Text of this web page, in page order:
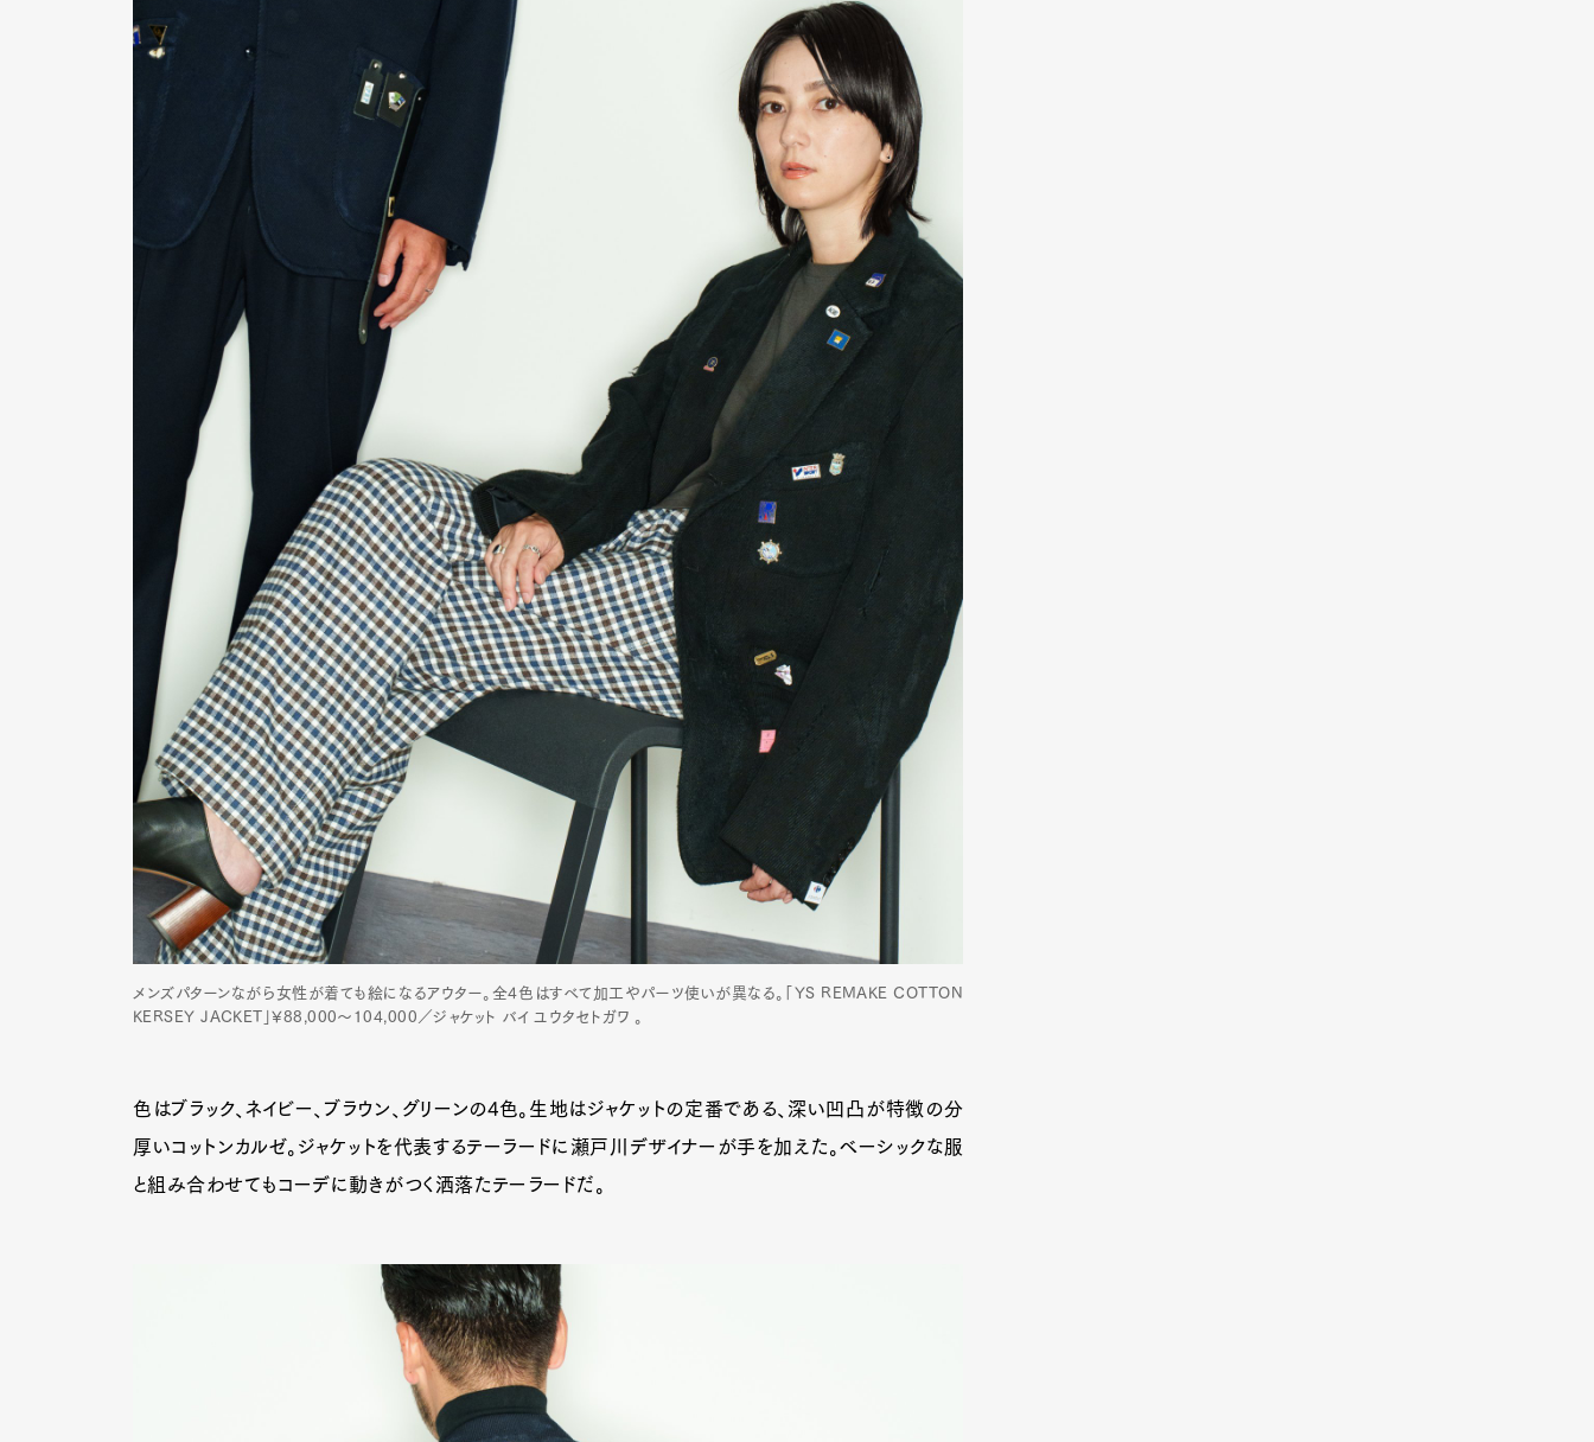
Pen Meet Pen international Pen tw
メンズパターンながら女性が着ても絵になるアウター。全4色はすべて加工やパーツ使いが異なる。「YS REMAKE COTTON
KERSEY JACKET」¥88,000〜104,000／ジャケット バイ ユウタセトガワ 。
色はブラック、ネイビー、ブラウン、グリーンの4色。生地はジャケットの定番である、深い凹凸が特徴の分
厚いコットンカルゼ。ジャケットを代表するテーラードに瀬戸川デザイナーが手を加えた。ベーシックな服
と組み合わせてもコーデに動きがつく洒落たテーラードだ。